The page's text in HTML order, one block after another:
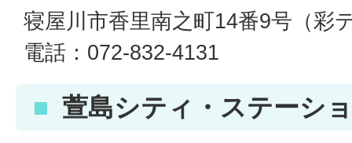
寝屋川市香里南之町14番9号（彩
電話：072-832-4131
萱島シティ・ステーシ